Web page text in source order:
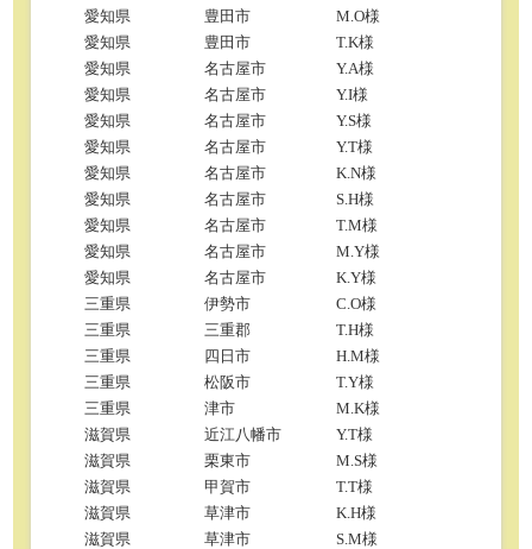
愛知県
豊田市
M.O様
愛知県
豊田市
T.K様
愛知県
名古屋市
Y.A様
愛知県
名古屋市
Y.I様
愛知県
名古屋市
Y.S様
愛知県
名古屋市
Y.T様
愛知県
名古屋市
K.N様
愛知県
名古屋市
S.H様
愛知県
名古屋市
T.M様
愛知県
名古屋市
M.Y様
愛知県
名古屋市
K.Y様
三重県
伊勢市
C.O様
三重県
三重郡
T.H様
三重県
四日市
H.M様
三重県
松阪市
T.Y様
三重県
津市
M.K様
滋賀県
近江八幡市
Y.T様
滋賀県
栗東市
M.S様
滋賀県
甲賀市
T.T様
滋賀県
草津市
K.H様
滋賀県
草津市
S.M様